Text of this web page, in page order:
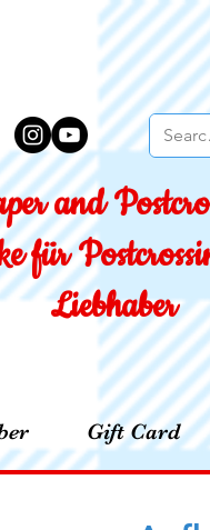
and
für
Liebhaber
Gift Card